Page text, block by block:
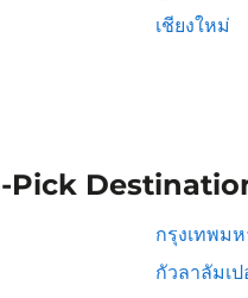
เชียงใหม่
Pick
กรุงเทพม
กัวลาลัมเป